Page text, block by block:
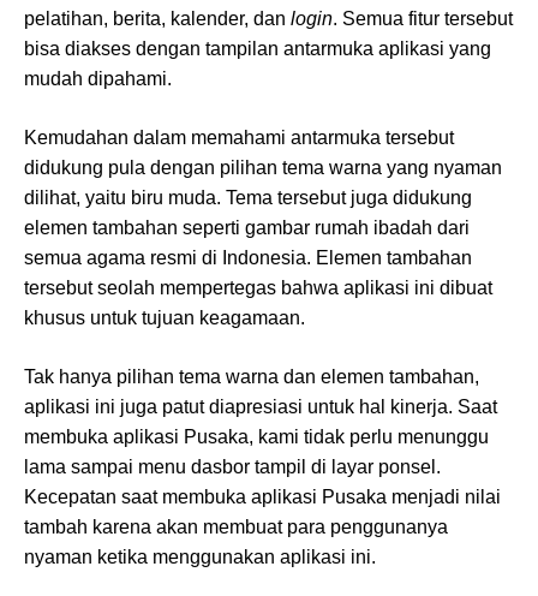
pelatihan, berita, kalender, dan login. Semua fitur tersebut
bisa diakses dengan tampilan antarmuka aplikasi yang
mudah dipahami.
Kemudahan dalam memahami antarmuka tersebut
didukung pula dengan pilihan tema warna yang nyaman
dilihat, yaitu biru muda. Tema tersebut juga didukung
elemen tambahan seperti gambar rumah ibadah dari
semua agama resmi di Indonesia. Elemen tambahan
tersebut seolah mempertegas bahwa aplikasi ini dibuat
khusus untuk tujuan keagamaan.
Tak hanya pilihan tema warna dan elemen tambahan,
aplikasi ini juga patut diapresiasi untuk hal kinerja. Saat
membuka aplikasi Pusaka, kami tidak perlu menunggu
lama sampai menu dasbor tampil di layar ponsel.
Kecepatan saat membuka aplikasi Pusaka menjadi nilai
tambah karena akan membuat para penggunanya
nyaman ketika menggunakan aplikasi ini.